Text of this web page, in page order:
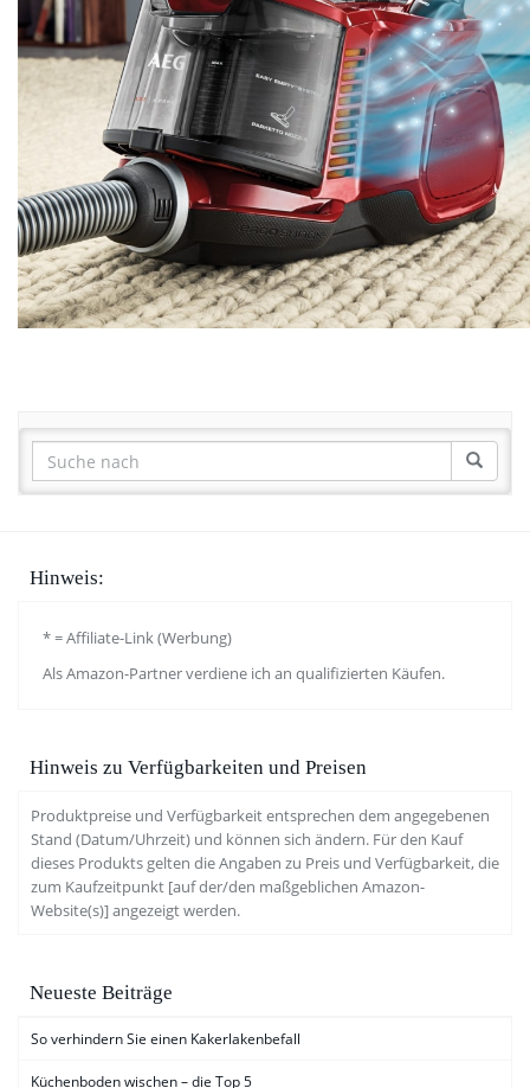
Hinweis:
* = Affiliate-Link (Werbung)
Als Amazon-Partner verdiene ich an qualifizierten Käufen.
Hinweis zu Verfügbarkeiten und Preisen
Produktpreise und Verfügbarkeit entsprechen dem angegebenen
Stand (Datum/Uhrzeit) und können sich ändern. Für den Kauf
dieses Produkts gelten die Angaben zu Preis und Verfügbarkeit, die
zum Kaufzeitpunkt [auf der/den maßgeblichen Amazon-
Website(s)] angezeigt werden.
Neueste Beiträge
So verhindern Sie einen Kakerlakenbefall
Küchenboden wischen – die Top 5